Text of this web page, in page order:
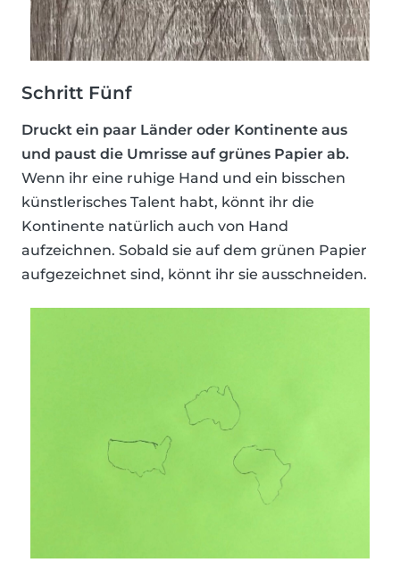
Schritt Fünf
Druckt ein paar Länder oder Kontinente aus
und paust die Umrisse auf grünes Papier ab.
Wenn ihr eine ruhige Hand und ein bisschen
künstlerisches Talent habt, könnt ihr die
Kontinente natürlich auch von Hand
aufzeichnen. Sobald sie auf dem grünen Papier
aufgezeichnet sind, könnt ihr sie ausschneiden.